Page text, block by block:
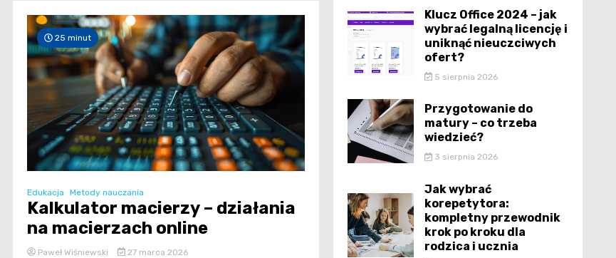
25 minut
Edukacja Metody nauczania
Kalkulator macierzy – działania
na macierzach online
Paweł Wiśniewski 27 marca 2026
Klucz Office 2024 – jak
wybrać legalną licencję i
uniknąć nieuczciwych
ofert?
5 sierpnia 2026
Przygotowanie do
matury – co trzeba
wiedzieć?
3 sierpnia 2026
Jak wybrać
korepetytora:
kompletny przewodnik
krok po kroku dla
rodzica i ucznia